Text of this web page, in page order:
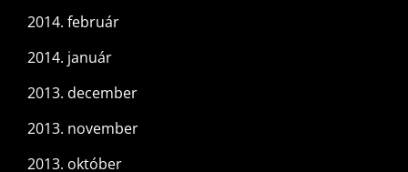
2014. február
2014. január
2013. december
2013. november
2013. október